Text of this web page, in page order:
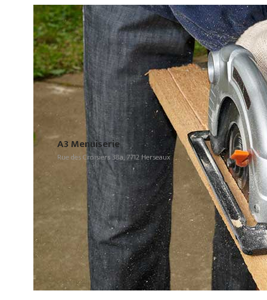
A3 Menuiserie
Rue des Croisiers 38a, 7712 Herseaux